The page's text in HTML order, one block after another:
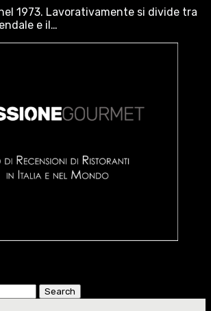
1973. Lavorativamente si divide tra
e il…